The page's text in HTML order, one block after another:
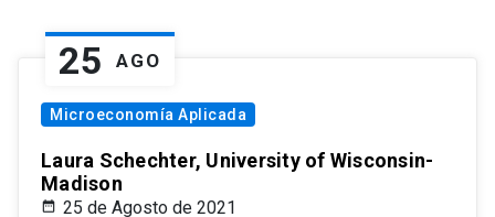
25 AGO
Microeconomía Aplicada
Laura Schechter, University of Wisconsin-
Madison
25 de Agosto de 2021